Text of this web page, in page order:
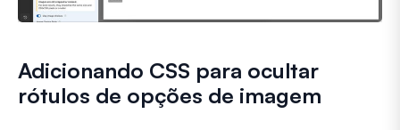
Adicionando CSS para ocultar
rótulos de opções de imagem